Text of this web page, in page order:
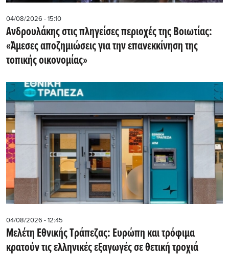
04/08/2026 - 15:10
Ανδρουλάκης στις πληγείσες περιοχές της Βοιωτίας:
«Άμεσες αποζημιώσεις για την επανεκκίνηση της
τοπικής οικονομίας»
04/08/2026 - 12:45
Μελέτη Εθνικής Τράπεζας: Ευρώπη και τρόφιμα
κρατούν τις ελληνικές εξαγωγές σε θετική τροχιά